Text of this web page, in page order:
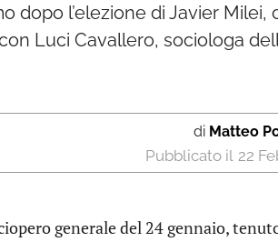
dopo l’elezione di Javier
Luci Cavallero, sociologa
di Matteo
22
generale del 24 gennaio,